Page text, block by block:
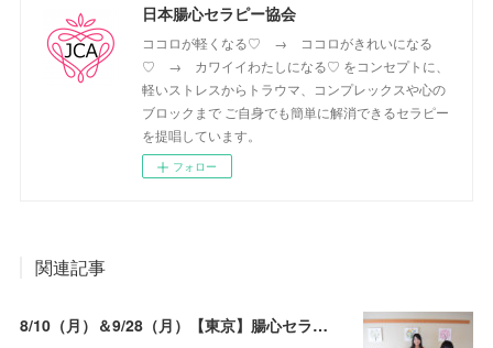
日本腸心セラピー協会
ココロが軽くなる♡ → ココロがきれいになる
♡ → カワイイわたしになる♡ をコンセプトに、
軽いストレスからトラウマ、コンプレックスや心の
ブロックまで ご自身でも簡単に解消できるセラピー
を提唱しています。
フォロー
関連記事
8/10（月）＆9/28（月）【東京】腸心セラピスト養成コース《２日間コース》開講決定